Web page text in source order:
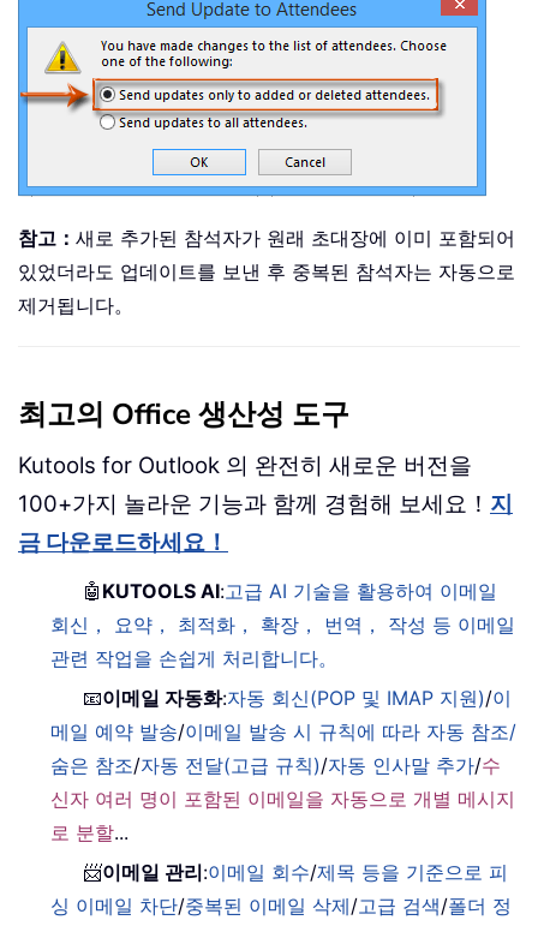
참고： 새로 추가된 참석자가 원래 초대장에 이미 포함되어
있었더라도 업데이트를 보낸 후 중복된 참석자는 자동으로
제거됩니다。
최고의 Office 생산성 도구
Kutools for Outlook 의 완전히 새로운 버전을
100+가지 놀라운 기능과 함께 경험해 보세요！ 지
금 다운로드하세요！
🤖 KUTOOLS AI:고급 AI 기술을 활용하여 이메일
회신， 요약， 최적화， 확장， 번역， 작성 등 이메일
관련 작업을 손쉽게 처리합니다。
📧이메일 자동화:자동 회신(POP 및 IMAP 지원)/이
메일 예약 발송/이메일 발송 시 규칙에 따라 자동 참조/
숨은 참조/자동 전달(고급 규칙)/자동 인사말 추가/수
신자 여러 명이 포함된 이메일을 자동으로 개별 메시지
로 분할...
📨이메일 관리:이메일 회수/제목 등을 기준으로 피
싱 이메일 차단/중복된 이메일 삭제/고급 검색/폴더 정